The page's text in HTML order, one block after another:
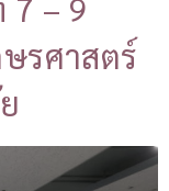
รศาสตร์